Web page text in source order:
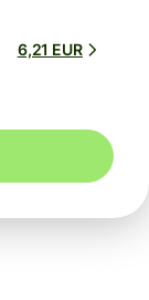
6,21 EUR